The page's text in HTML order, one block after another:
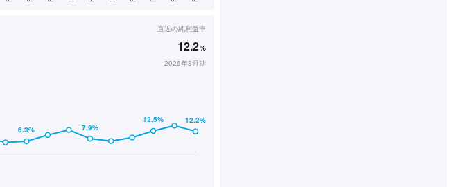
直近の純利益率
12.2%
2026年3月期